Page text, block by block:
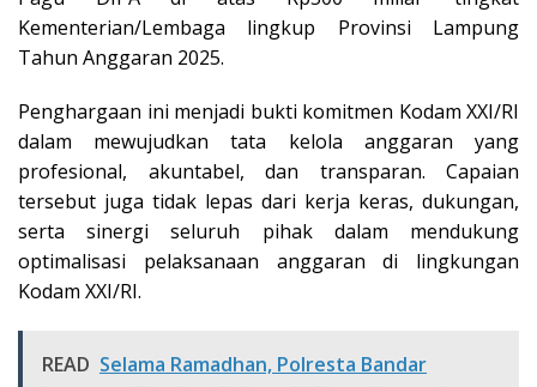
Kementerian/Lembaga lingkup Provinsi Lampung
Tahun Anggaran 2025.
Penghargaan ini menjadi bukti komitmen Kodam XXI/RI
dalam mewujudkan tata kelola anggaran yang
profesional, akuntabel, dan transparan. Capaian
tersebut juga tidak lepas dari kerja keras, dukungan,
serta sinergi seluruh pihak dalam mendukung
optimalisasi pelaksanaan anggaran di lingkungan
Kodam XXI/RI.
READ Selama Ramadhan, Polresta Bandar